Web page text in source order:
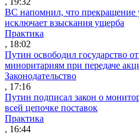
ВС напомнил, что прекращение
исключает взыскания ущерба
Практика
, 18:02
Путин освободил государство
миноритариям при передаче
Законодательство
, 17:16
Путин подписал закон о
всей цепочке поставок
Практика
, 16:44